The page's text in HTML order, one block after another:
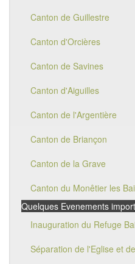
Canton de Guillestre
Canton d'Orcières
Canton de Savines
Canton d'Aiguilles
Canton de l'Argentière
Canton de Briançon
Canton de la Grave
Canton du Monêtier les
Quelques Evenements
Inauguration du Refuge
Séparation de l'Eglise et